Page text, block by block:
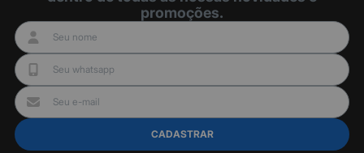
promoções.
CADASTRAR